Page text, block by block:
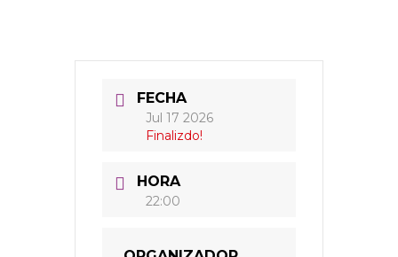
FECHA
Jul 17 2026
Finalizdo!
HORA
22:00